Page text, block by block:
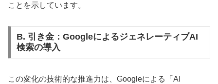
ことを示しています。
B. 引き金：GoogleによるジェネレーティブAI
検索の導入
この変化の技術的な推進力は、Googleによる「AI